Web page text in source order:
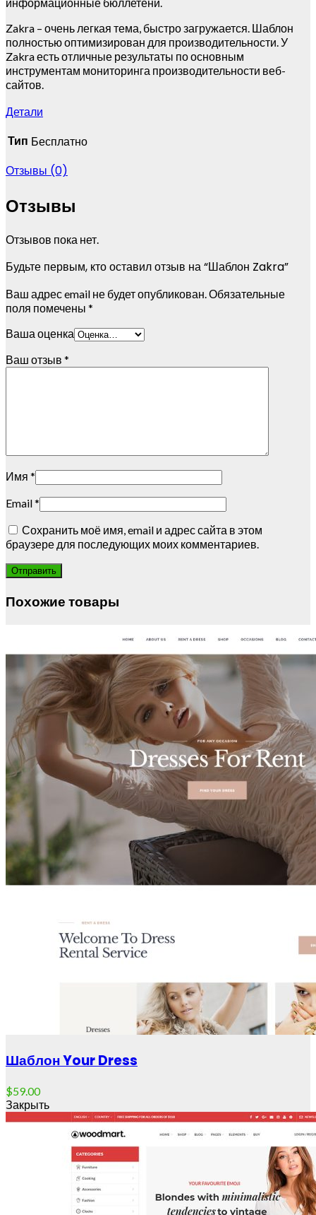
Zakra – очень легкая тема, быстро загружается. Шаблон
полностью оптимизирован для производительности. У
Zakra есть отличные результаты по основным
инструментам мониторинга производительности веб-
сайтов.
Детали
Тип Бесплатно
Отзывы (0)
Отзывы
Отзывов пока нет.
Будьте первым, кто оставил отзыв на “Шаблон Zakra”
Ваш адрес email не будет опубликован.Обязательные
поля помечены *
Ваша оценка
Ваш отзыв *
Имя *
Email*
Сохранить моё имя, email и адрес сайта в этом
браузере для последующих моих комментариев.
Похожие товары
Шаблон Your Dress
$59.00
Закрыть